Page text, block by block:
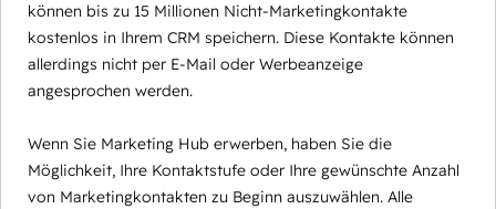
können bis zu 15 Millionen Nicht-Marketingkontakte
kostenlos in Ihrem CRM speichern. Diese Kontakte können
allerdings nicht per E-Mail oder Werbeanzeige
angesprochen werden.
Wenn Sie Marketing Hub erwerben, haben Sie die
Möglichkeit, Ihre Kontaktstufe oder Ihre gewünschte Anzahl
von Marketingkontakten zu Beginn auszuwählen. Alle